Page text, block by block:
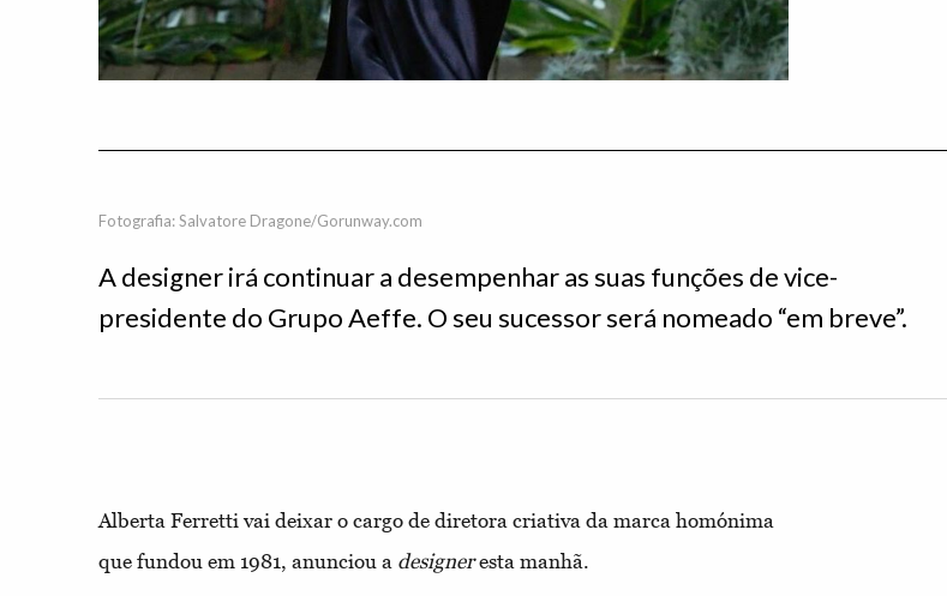
Fotografia: Salvatore Dragone/Gorunway.com
A designer irá continuar a desempenhar as suas funções de vice-
presidente do Grupo Aeffe. O seu sucessor será nomeado “em breve”.
Alberta Ferretti vai deixar o cargo de diretora criativa da marca homónima
que fundou em 1981, anunciou a designeresta manhã.